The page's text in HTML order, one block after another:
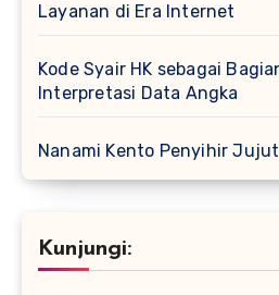
Layanan di Era Internet
Kode Syair HK sebagai
Interpretasi Data Angka
Nanami Kento Penyihir
Kunjungi: